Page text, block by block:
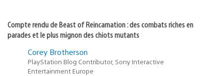
Compte rendu de Beast of Reincarnation : des combats riches en
parades et le plus mignon des chiots mutants
Corey Brotherson
PlayStation Blog Contributor, Sony Interactive
Entertainment Europe